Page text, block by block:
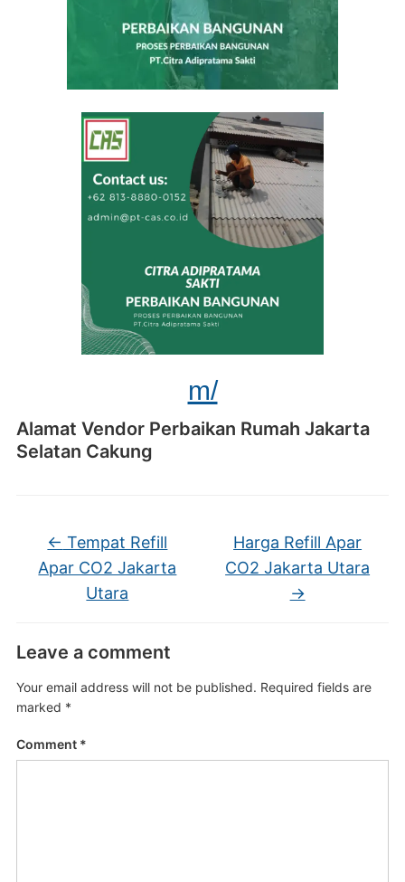
m/
Alamat Vendor Perbaikan Rumah Jakarta
Selatan Cakung
← Tempat Refill
Apar CO2 Jakarta
Utara
Harga Refill Apar
CO2 Jakarta Utara
→
Leave a comment
Your email address will not be published. Required fields are
marked *
Comment *